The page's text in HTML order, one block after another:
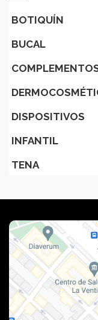
BOTIQUÍN
BUCAL
DISPOSITIVOS
INFANTIL
TENA